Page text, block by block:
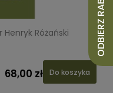
Różański
68,00 zł Do koszyka